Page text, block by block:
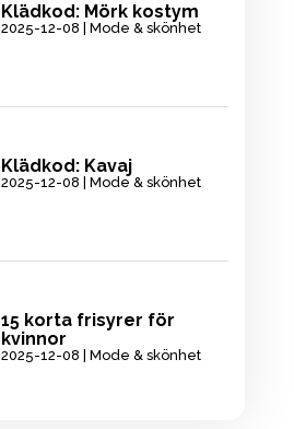
Klädkod: Mörk kostym
2025-12-08 Mode & skönhet
Klädkod: Kavaj
2025-12-08 Mode & skönhet
15 korta frisyrer för
kvinnor
2025-12-08 Mode & skönhet